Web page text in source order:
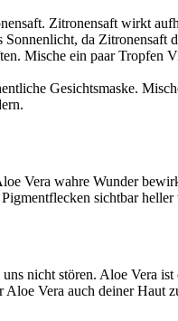
Zitronensaft wirkt
da
Mische ein paar
Gesichtsmaske.
Vera wahre Wunder
sichtbar heller
nicht stören. Aloe Vera
Aloe Vera auch deiner Haut